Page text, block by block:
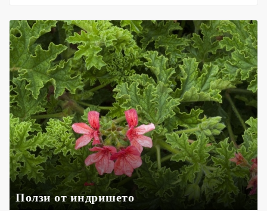
Ползи от индришето